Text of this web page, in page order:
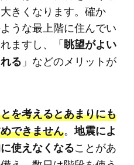
きくなります。確か
うな最上階に住んでい
ますし、「眺望がよい
る 」などのメリットが
を考えるとあまりにも
できません。地震によ
使えなくなることがあ